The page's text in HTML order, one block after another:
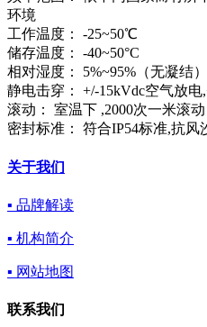
环境
工作温度： -25~50℃
储存温度： -40~50°C
相对湿度： 5%~95%（无凝结）
静电击穿： +/-15kVdc空气放
滚动： 室温下 ,2000次一米滚动
密封标准： 符合IP54标准,抗风
关于我们
▪ 品牌解读
▪ 机构简介
▪ 网站地图
联系我们